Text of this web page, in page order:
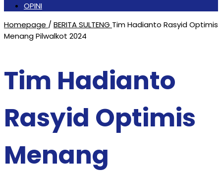
OPINI
Homepage / BERITA SULTENG Tim Hadianto Rasyid Optimis
Menang Pilwalkot 2024
Tim Hadianto
Rasyid Optimis
Menang